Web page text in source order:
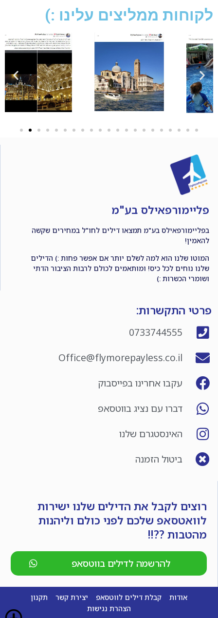
לקוחות ממליצים עלינו :)
פליימורפאילס בע"מ
בפליימורפאילס בע"מ תמצאו דילים לחו"ל במחירים שקשה
להאמין!
המוטו שלנו הוא למה לשלם יותר אם אפשר פחות :) הדילים
שלנו נוחים לכל כיס! ומותאמים לכולם לרבות הציבור הדתי
ושומרי הכשרות :)
פרטי התקשרות:
0733744555
Office@flymorepayless.co.il
עקבו אחרינו בפייסבוק
דברו עם נציג בווטסאפ
האינסטגרם שלנו
ביטול הזמנה
רוצים לקבל את הדילים שלנו ישירות
לוואטסאפ שלכם לפני כולם וליהנות
מהטבות ??!!
להרשמה לדילים בווטסאפ
אודות קבלת דילים לווטסאפ יצירת קשר
תקנון
הצהרת נגישות